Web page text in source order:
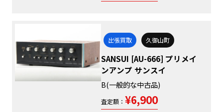
出張買取 久御山町
SANSUI [AU-666] プリメイ
ンアンプ サンスイ
B(一般的な中古品)
査定額： ¥6,900